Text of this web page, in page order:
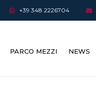
+39 348 2226704
PARCO MEZZI NEWS